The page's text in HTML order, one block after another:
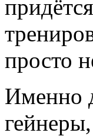
просто
Именно